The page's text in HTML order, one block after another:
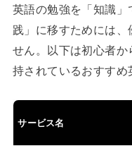
英語の勉強を「知識
践」に移すためには、
せん。以下は初心者
持されているおすすめ
サービス名